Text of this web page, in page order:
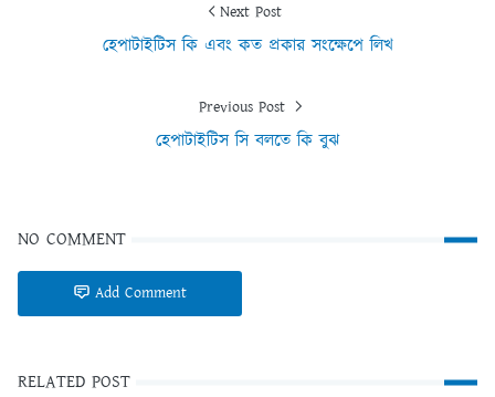
Next Post
হেপাটাইটিস কি এবং কত প্রকার সংক্ষেপে লিখ
Previous Post
হেপাটাইটিস সি বলতে কি বুঝ
NO COMMENT
Add Comment
RELATED POST